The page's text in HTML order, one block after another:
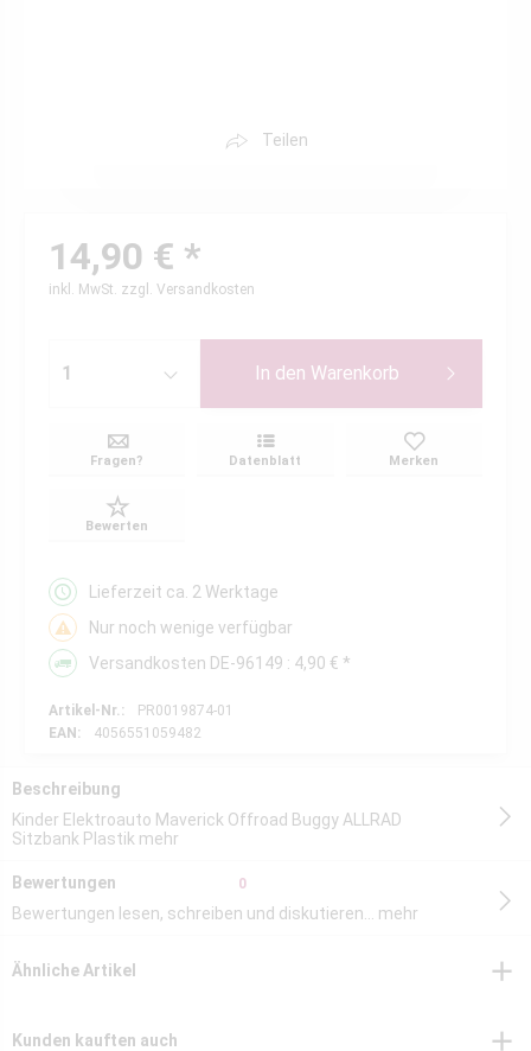
Teilen
14,90 € *
inkl. MwSt. zzgl. Versandkosten
In den Warenkorb
Fragen? Datenblatt Merken
Bewerten
Lieferzeit ca. 2 Werktage
Nur noch wenige verfügbar
Versandkosten DE-96149 : 4,90 € *
Artikel-Nr.:
PR0019874-01
EAN:
4056551059482
Beschreibung
Kinder Elektroauto Maverick Offroad Buggy ALLRAD
Sitzbank Plastik mehr
Bewertungen 0
Bewertungen lesen, schreiben und diskutieren... mehr
Ähnliche Artikel
Kunden kauften auch